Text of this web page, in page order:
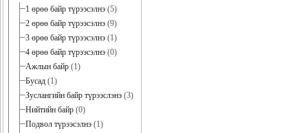
1 өрөө байр түрээсэлнэ (5)
2 өрөө байр түрээсэлнэ (9)
3 өрөө байр түрээсэлнэ (1)
4 өрөө байр түрээсэлнэ (0)
Ажлын байр (1)
Бусад (1)
Зуслангийн байр түрээслэнэ (3)
Нийтийн байр (0)
Подвол түрээсэлнэ (1)